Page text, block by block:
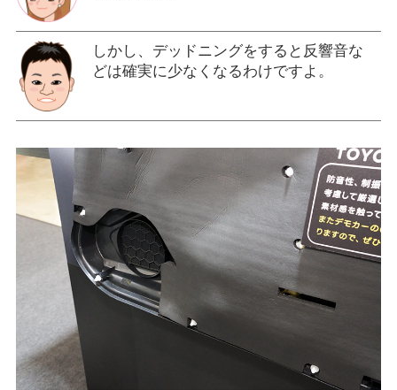
しかし、デッドニングをすると反響音な
どは確実に少なくなるわけですよ。